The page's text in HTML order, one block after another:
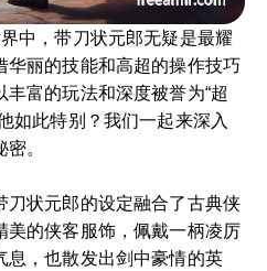
中，带刀状元郎无疑是最耀
华丽的技能和高超的操作技巧
富的玩法和深度被誉为“超
如此特别？我们一起来深入
。
刀状元郎的设定融合了古典侠
美的侠客服饰，佩戴一柄凌厉
息，也散发出剑中豪情的英